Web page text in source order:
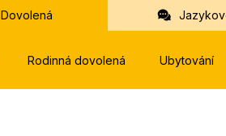
Dovolená
Rodinná dovolená Ubytování